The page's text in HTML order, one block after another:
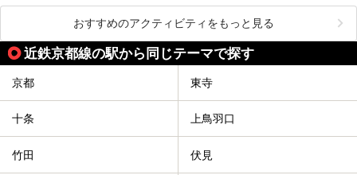
おすすめのアクティビティをもっと見る
近鉄京都線の駅から同じテーマで探す
京都 東寺
十条 上鳥羽口
竹田 伏見